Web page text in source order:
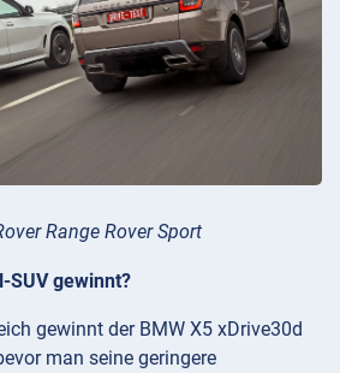
Range Rover Sport
SUV gewinnt?
gewinnt der BMW X5 xDrive30d
man seine geringere